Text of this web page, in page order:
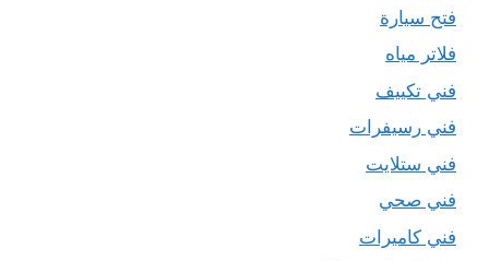
فتح سيارة
فلاتر مياه
فني تكييف
فني رسيفرات
فني ستلايت
فني صحي
فني كاميرات